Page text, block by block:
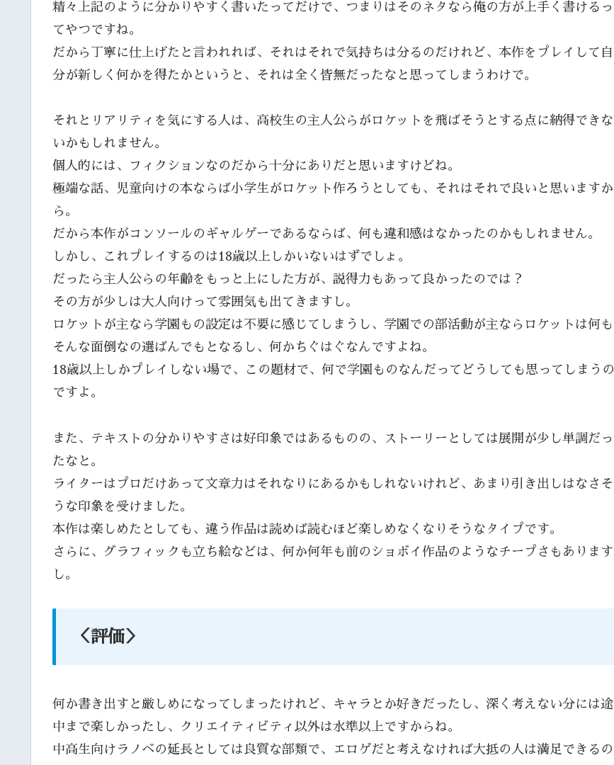
精々上記のように分かりやすく書いたってだけで、つまりはそのネタなら俺の方が上手く書けるっ
てやつですね。
だから丁寧に仕上げたと言われれば、それはそれで気持ちは分るのだけれど、本作をプレイして自
分が新しく何かを得たかというと、それは全く皆無だったなと思ってしまうわけで。
それとリアリティを気にする人は、高校生の主人公らがロケットを飛ばそうとする点に納得できな
いかもしれません。
個人的には、フィクションなのだから十分にありだと思いますけどね。
極端な話、児童向けの本ならば小学生がロケット作ろうとしても、それはそれで良いと思いますか
ら。
だから本作がコンソールのギャルゲーであるならば、何も違和感はなかったのかもしれません。
しかし、これプレイするのは18歳以上しかいないはずでしょ。
だったら主人公らの年齢をもっと上にした方が、説得力もあって良かったのでは？
その方が少しは大人向けって雰囲気も出てきますし。
ロケットが主なら学園もの設定は不要に感じてしまうし、学園での部活動が主ならロケットは何も
そんな面倒なの選ばんでもとなるし、何かちぐはぐなんですよね。
18歳以上しかプレイしない場で、この題材で、何で学園ものなんだってどうしても思ってしまうの
ですよ。
また、テキストの分かりやすさは好印象ではあるものの、ストーリーとしては展開が少し単調だっ
たなと。
ライターはプロだけあって文章力はそれなりにあるかもしれないけれど、あまり引き出しはなさそ
うな印象を受けました。
本作は楽しめたとしても、違う作品は読めば読むほど楽しめなくなりそうなタイプです。
さらに、グラフィックも立ち絵などは、何か何年も前のショボイ作品のようなチープさもあります
し。
＜評価＞
何か書き出すと厳しめになってしまったけれど、キャラとか好きだったし、深く考えない分には途
中まで楽しかったし、クリエイティビティ以外は水準以上ですからね。
中高生向けラノベの延長としては良質な部類で、エロゲだと考えなければ大抵の人は満足できるの